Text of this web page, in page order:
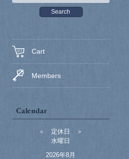
Cart
Members
＜ 定休日 ＞
水曜日
2026年8月